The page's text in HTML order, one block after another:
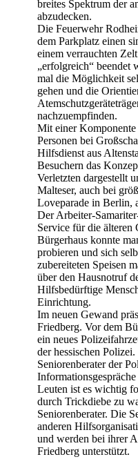
breites Spektrum der
abzudecken.
Die Feuerwehr
dem Parkplatz einen
einem verrauchten
„erfolgreich“ beendet
mal die Möglichkeit
gehen und die
nachzuempfinden.
Mit einer
Personen bei
Hilfsdienst aus
Besuchern das
Verletzten dargestellt
Malteser, auch bei
Loveparade in Berlin,
Der Arbeiter-
Service für die älteren
Bürgerhaus konnte
probieren und sich
zubereiteten Speisen
über den Hausnotruf
Hilfsbedürftige
Einrichtung.
Im neuen Gewand
Friedberg. Vor dem
ein neues
der hessischen
Seniorenberater der
Leuten ist es wichtig
durch Trickdiebe zu
Seniorenberater. Die
anderen
und werden bei ihrer
Friedberg unterstützt.